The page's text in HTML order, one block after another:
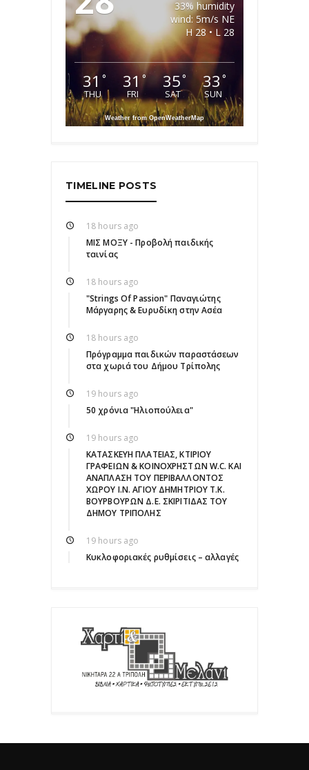
33% humidity
wind: 5m/s NE
H 28 • L 28
31 °
THU
31°
FRI
35°
SAT
33 °
SUN
Weather from OpenWeatherMap
TIMELINE POSTS
18 hours ago
ΜΙΣ ΜΟΞΥ - Προβολή παιδικής
ταινίας
18 hours ago
"Strings Of Passion" Παναγιώτης
Μάργαρης & Ευρυδίκη στην Ασέα
18 hours ago
Πρόγραμμα παιδικών παραστάσεων
στα χωριά του Δήμου Τρίπολης
19 hours ago
50 χρόνια "Ηλιοπούλεια"
19 hours ago
ΚΑΤΑΣΚΕΥΗ ΠΛΑΤΕΙΑΣ, ΚΤΙΡΙΟΥ
ΓΡΑΦΕΙΩΝ & ΚΟΙΝΟΧΡΗΣΤΩΝ W.C. ΚΑΙ
ΑΝΑΠΛΑΣΗ ΤΟΥ ΠΕΡΙΒΑΛΛΟΝΤΟΣ
ΧΩΡΟΥ Ι.Ν. ΑΓΙΟΥ ΔΗΜΗΤΡΙΟΥ Τ.Κ.
ΒΟΥΡΒΟΥΡΩΝ Δ.Ε. ΣΚΙΡΙΤΙΔΑΣ ΤΟΥ
ΔΗΜΟΥ ΤΡΙΠΟΛΗΣ
19 hours ago
Κυκλοφοριακές ρυθμίσεις – αλλαγές